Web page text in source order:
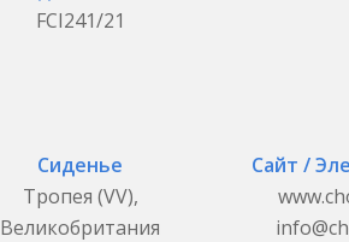
FCI241/21
Сиденье
Тропея (VV),
Великобритания
Сайт /